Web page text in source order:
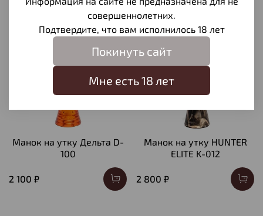
Манок на утку Дельта D-
100
2 100 ₽
Манок на утку HUNTER
ELITE K-012
2 800 ₽
совершеннолетних.
Подтвердите, что вам исполнилось 18 лет
Покинуть сайт
Мне есть 18 лет